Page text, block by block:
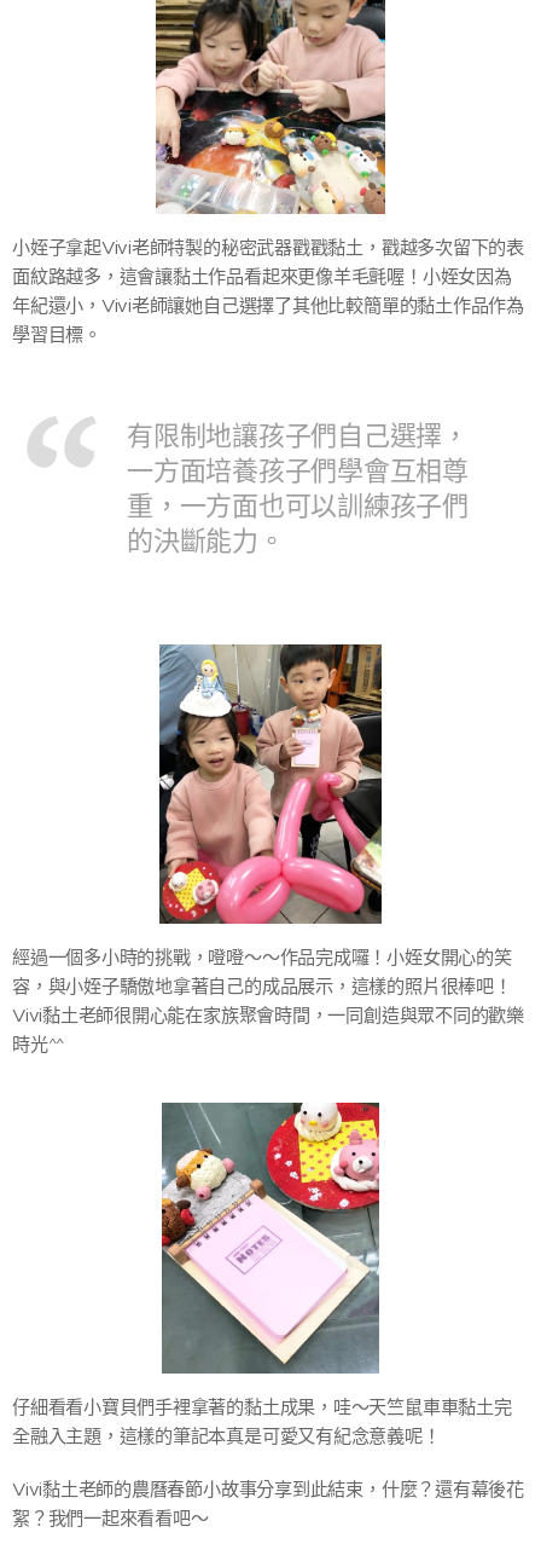
小姪子拿起Vivi老師特製的秘密武器戳戳黏土，戳越多次留下的表
面紋路越多，這會讓黏土作品看起來更像羊毛氈喔！小姪女因為
年紀還小，Vivi老師讓她自己選擇了其他比較簡單的黏土作品作為
學習目標。
有限制地讓孩子們自己選擇，
一方面培養孩子們學會互相尊
重，一方面也可以訓練孩子們
的決斷能力。
經過一個多小時的挑戰，噔噔～～作品完成囉！小姪女開心的笑
容，與小姪子驕傲地拿著自己的成品展示，這樣的照片很棒吧！
Vivi黏土老師很開心能在家族聚會時間，一同創造與眾不同的歡樂
時光^^
仔細看看小寶貝們手裡拿著的黏土成果，哇～天竺鼠車車黏土完
全融入主題，這樣的筆記本真是可愛又有紀念意義呢！
Vivi黏土老師的農曆春節小故事分享到此結束，什麼？還有幕後花
絮？我們一起來看看吧～